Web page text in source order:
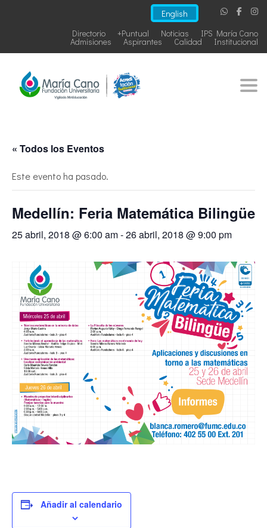
English
IPS María Cano
Noticias
+Puntual
Directorio
Institucional
Calidad
Aspirantes
Admisiones
« Todos los Eventos
Este evento ha pasado.
Medellín: Feria Matemática Bilingüe
25 abril, 2018 @ 6:00 am-26 abril, 2018 @ 9:00 pm
Añadir al calendario